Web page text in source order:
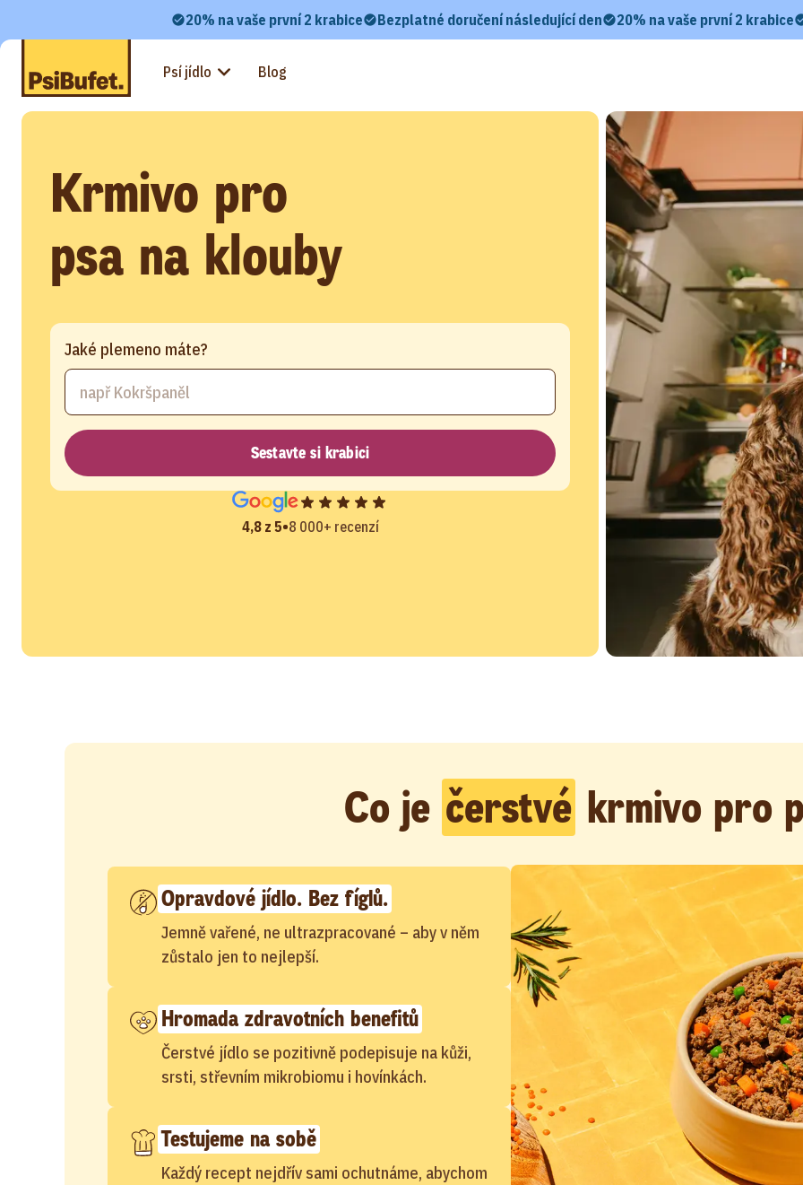
20% na vaše první 2 krabice Bezplatné doručení následující den 20% na vaše první 2 krabice
Psí jídlo Blog
Krmivo pro
psa na klouby
Jaké plemeno máte?
Sestavte si krabici
4,8 z 5•8 000+ recenzí
Co je čerstvé krmivo pro
Opravdové jídlo. Bez fíglů.
Jemně vařené, ne ultrazpracované – aby v něm
zůstalo jen to nejlepší.
Hromada zdravotních benefitů
Čerstvé jídlo se pozitivně podepisuje na kůži,
srsti, střevním mikrobiomu i hovínkách.
Testujeme na sobě
Každý recept nejdřív sami ochutnáme, abychom